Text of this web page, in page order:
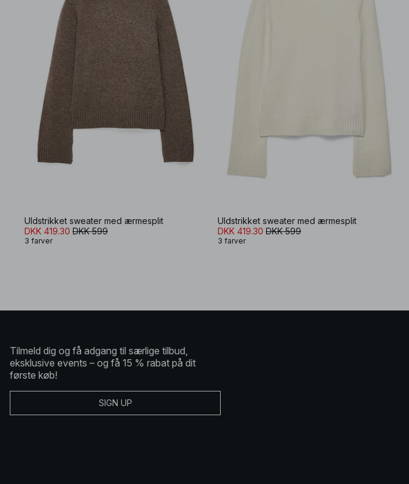
Uldstrikket sweater med ærmesplit
DKK 419.30 DKK 599
3 farver
Uldstrikket sweater med ærmesplit
DKK 419.30 DKK 599
3 farver
Tilmeld dig og få adgang til særlige tilbud,
eksklusive events – og få 15 % rabat på dit
første køb!
SIGN UP